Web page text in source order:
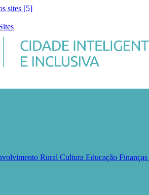
sites [5]
Rural Cultura Educação Finanças